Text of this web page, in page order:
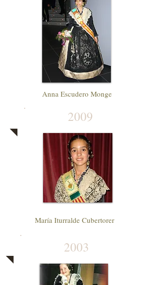
Anna Escudero Monge
2009
María Iturralde Cubertorer
2003